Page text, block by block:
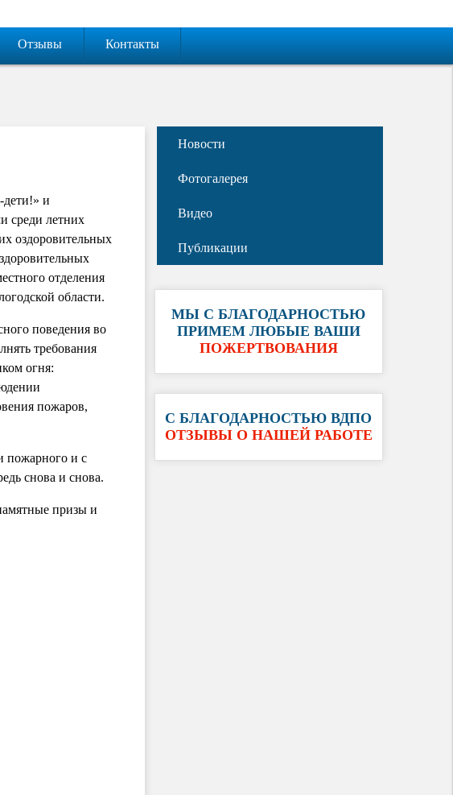
Отзывы Контакты
и
среди летних
оздоровительных
отделения
области.
поведения во
требования
огня:
пожаров,
пожарного и с
снова и снова.
призы и
Новости
Фотогалерея
Видео
Публикации
МЫ С БЛАГОДАРНОСТЬЮ
ПРИМЕМ ЛЮБЫЕ ВАШИ
ПОЖЕРТВОВАНИЯ
С БЛАГОДАРНОСТЬЮ ВДПО
ОТЗЫВЫ О НАШЕЙ РАБОТЕ